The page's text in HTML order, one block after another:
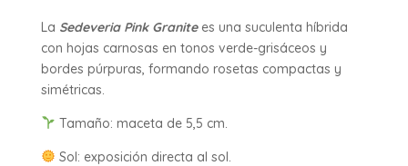
La Sedeveria Pink Granitees una suculenta híbrida
con hojas carnosas en tonos verde-grisáceos y
bordes púrpuras, formando rosetas compactas y
simétricas.
Tamaño: maceta de 5,5 cm.
Sol: exposición directa al sol.